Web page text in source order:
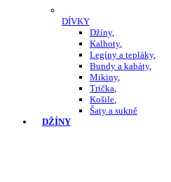
DÍVKY
Džíny,
Kalhoty,
Legíny a tepláky,
Bundy a kabáty,
Mikiny,
Trička,
Košile,
Šaty a sukně
DŽÍNY